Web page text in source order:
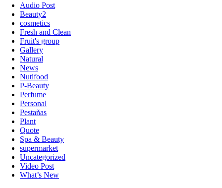
Audio Post
Beauty2
cosmetics
Fresh and Clean
Fruit's group
Gallery
Natural
News
Nutifood
P-Beauty
Perfume
Personal
Pestañas
Plant
Quote
Spa & Beauty
supermarket
Uncategorized
Video Post
What’s New